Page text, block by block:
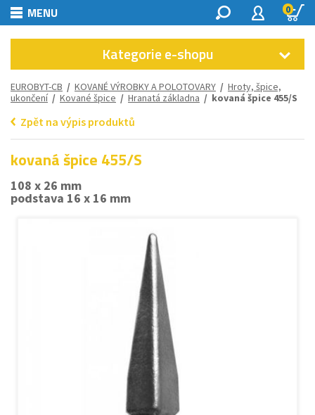
MENU 0
Kategorie e-shopu
EUROBYT-CB / KOVANÉ VÝROBKY A POLOTOVARY / Hroty, špice,
ukončení/ Kované špice / Hranatá základna / kovaná špice 455/S
Zpět na výpis produktů
kovaná špice 455/S
108 x 26 mm
podstava 16 x 16 mm